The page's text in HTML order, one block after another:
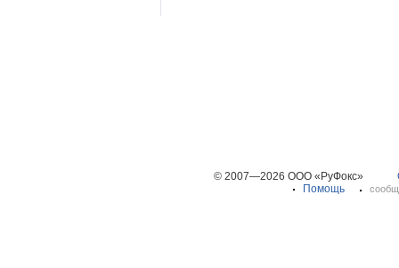
© 2007—2026 ООО «РуФокс»
Помощь